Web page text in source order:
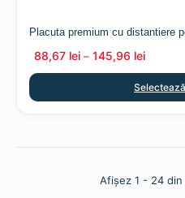
Placuta premium cu distantiere
88,67 lei – 145,96 lei
Afișez 1 - 24